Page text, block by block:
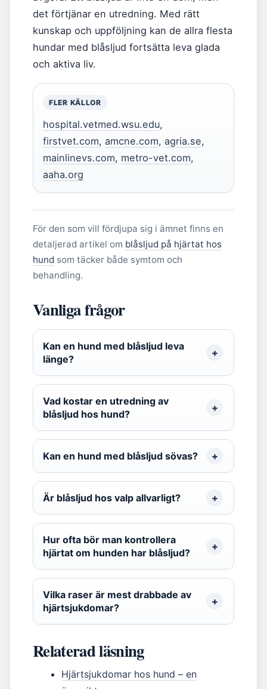
det förtjänar en utredning. Med rätt
kunskap och uppföljning kan de allra flesta
hundar med blåsljud fortsätta leva glada
och aktiva liv.
FLER KÄLLOR
hospital.vetmed.wsu.edu,
firstvet.com, amcne.com, agria.se,
mainlinevs.com, metro-vet.com,
aaha.org
För den som vill fördjupa sig i ämnet finns en
detaljerad artikel om blåsljud på hjärtat hos
hund som täcker både symtom och
behandling.
Vanliga frågor
Kan en hund med blåsljud leva
länge?
Vad kostar en utredning av
blåsljud hos hund?
Kan en hund med blåsljud sövas?
Är blåsljud hos valp allvarligt?
Hur ofta bör man kontrollera
hjärtat om hunden har blåsljud?
Vilka raser är mest drabbade av
hjärtsjukdomar?
Relaterad läsning
Hjärtsjukdomar hos hund – en